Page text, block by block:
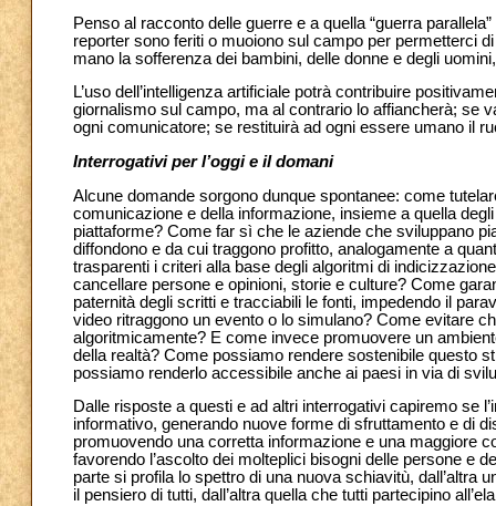
Penso al racconto delle guerre e a quella “guerra
reporter sono feriti o muoiono sul campo per permetterci
mano la sofferenza dei bambini, delle donne e degli
L’uso dell’intelligenza artificiale potrà contribuire
giornalismo sul campo, ma al contrario lo affiancherà; se
ogni comunicatore; se restituirà ad ogni essere umano il
Interrogativi per l’oggi e il domani
Alcune domande sorgono dunque spontanee: come
comunicazione e della informazione, insieme a quella
piattaforme? Come far sì che le aziende che sviluppano
diffondono e da cui traggono profitto, analogamente a
trasparenti i criteri alla base degli algoritmi di
cancellare persone e opinioni, storie e culture? Come
paternità degli scritti e tracciabili le fonti, impedendo il
video ritraggono un evento o lo simulano? Come evitare
algoritmicamente? E come invece promuovere un
della realtà? Come possiamo rendere sostenibile questo
possiamo renderlo accessibile anche ai paesi in via di
Dalle risposte a questi e ad altri interrogativi capiremo se
informativo, generando nuove forme di sfruttamento e di
promuovendo una corretta informazione e una maggiore
favorendo l’ascolto dei molteplici bisogni delle persone e
parte si profila lo spettro di una nuova schiavitù, dall’altra
il pensiero di tutti, dall’altra quella che tutti partecipino